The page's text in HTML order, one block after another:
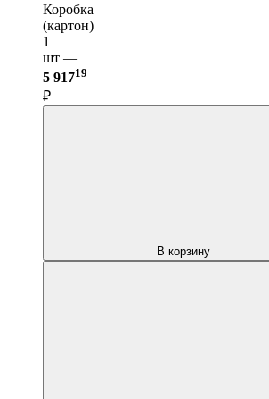
Коробка
(картон)
1
шт —
5 91719
₽
В корзину